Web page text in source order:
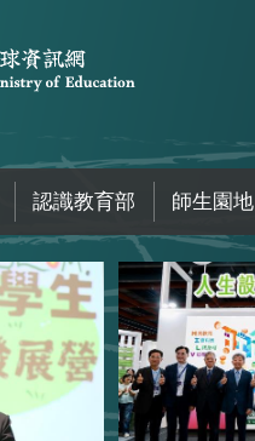
認識教育部 師生園地